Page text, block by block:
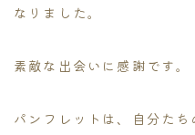
なりました。
素敵な出会いに感謝です。
パンフレットは、自分た